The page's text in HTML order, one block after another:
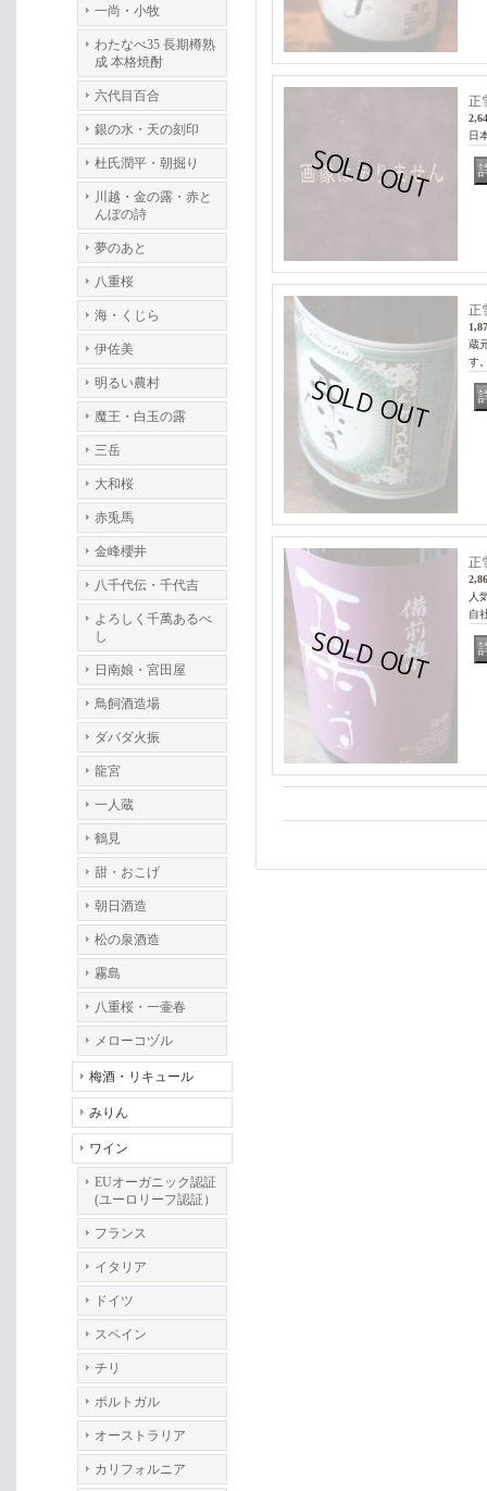
一尚・小牧
わたなべ35 長期樽熟
成 本格焼酎
六代目百合
銀の水・天の刻印
杜氏潤平・朝掘り
川越・金の露・赤と
んぼの詩
夢のあと
八重桜
海・くじら
伊佐美
明るい農村
魔王・白玉の露
三岳
大和桜
赤兎馬
金峰櫻井
八千代伝・千代吉
よろしく千萬あるべ
し
日南娘・宮田屋
鳥飼酒造場
ダバダ火振
龍宮
一人蔵
鶴見
甜・おこげ
朝日酒造
松の泉酒造
霧島
八重桜・一壷春
メローコヅル
梅酒・リキュール
みりん
ワイン
EUオーガニック認証
(ユーロリーフ認証）
フランス
イタリア
ドイツ
スペイン
チリ
ポルトガル
オーストラリア
カリフォルニア
正
日
正
蔵
す
正
人
自